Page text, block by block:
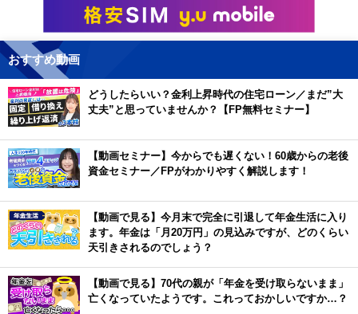
おすすめ動画
どうしたらいい？金利上昇時代の住宅ローン／まだ”大
丈夫”と思っていませんか？【FP無料セミナー】
【動画セミナー】今からでも遅くない！60歳からの老後
資金セミナー／FPがわかりやすく解説します！
【動画で見る】今月末で完全に引退して年金生活に入り
ます。年金は「月20万円」の見込みですが、どのくらい
天引きされるのでしょう？
【動画で見る】70代の親が「年金を受け取らないまま」
亡くなっていたようです。これっておかしいですか…？